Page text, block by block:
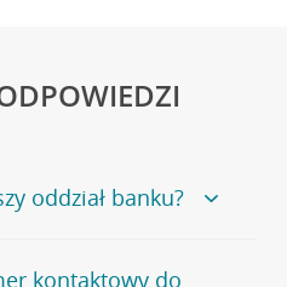
oddział banku?
banku, zapraszamy na
kontaktowy do